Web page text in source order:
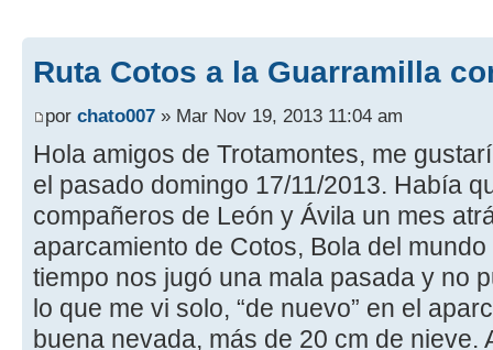
Ruta Cotos a la Guarramilla
por chato007 » Mar Nov 19, 2013 11:04 am
Hola amigos de Trotamontes, me
el pasado domingo 17/11/2013. Había
compañeros de León y Ávila un mes
aparcamiento de Cotos, Bola del
tiempo nos jugó una mala pasada y no
lo que me vi solo, “de nuevo” en el
buena nevada, más de 20 cm de nieve.